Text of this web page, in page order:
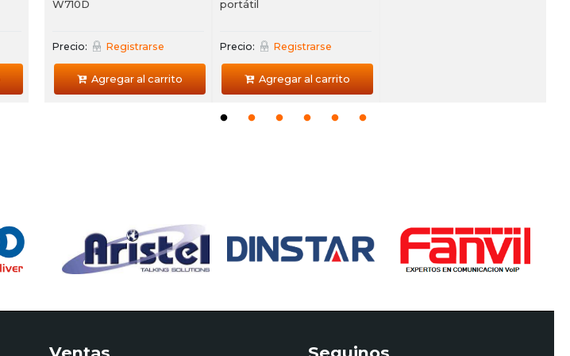
W710D
Precio: Registrarse
Agregar al carrito
portátil
Precio: Registrarse
Agregar al carrito